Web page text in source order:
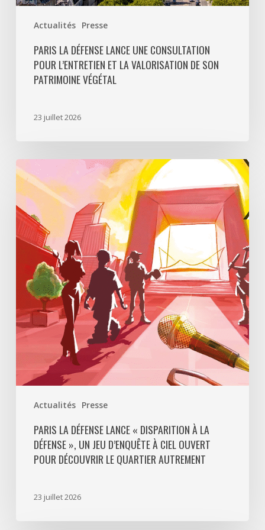
Actualités Presse
PARIS LA DÉFENSE LANCE UNE CONSULTATION
POUR L’ENTRETIEN ET LA VALORISATION DE SON
PATRIMOINE VÉGÉTAL
23 juillet 2026
Actualités Presse
Paris
La
Défense
lance
«
Disparition
Défense
un
jeu
d’enquête
à
ciel
découvrir
quartier
PARIS LA DÉFENSE LANCE « DISPARITION À LA
DÉFENSE », UN JEU D’ENQUÊTE À CIEL OUVERT
POUR DÉCOUVRIR LE QUARTIER AUTREMENT
23 juillet 2026